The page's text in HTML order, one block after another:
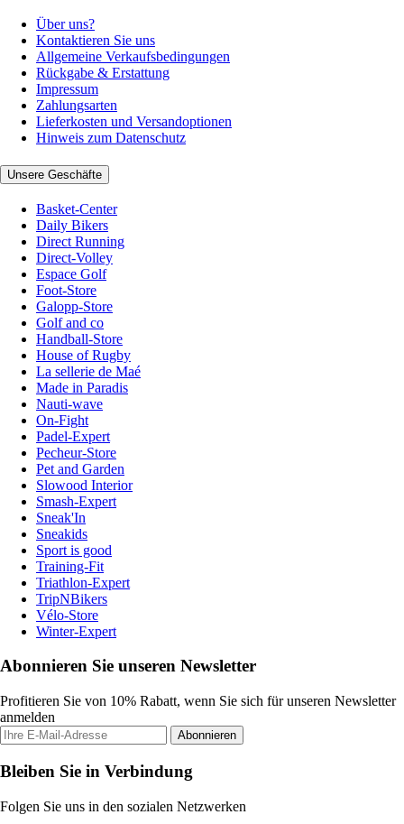
Über uns?
Kontaktieren Sie uns
Allgemeine Verkaufsbedingungen
Rückgabe & Erstattung
Impressum
Zahlungsarten
Lieferkosten und Versandoptionen
Hinweis zum Datenschutz
Unsere Geschäfte
Basket-Center
Daily Bikers
Direct Running
Direct-Volley
Espace Golf
Foot-Store
Galopp-Store
Golf and co
Handball-Store
House of Rugby
La sellerie de Maé
Made in Paradis
Nauti-wave
On-Fight
Padel-Expert
Pecheur-Store
Pet and Garden
Slowood Interior
Smash-Expert
Sneak'In
Sneakids
Sport is good
Training-Fit
Triathlon-Expert
TripNBikers
Vélo-Store
Winter-Expert
Abonnieren Sie unseren Newsletter
Profitieren Sie von 10% Rabatt, wenn Sie sich für unseren Newsletter
anmelden
Abonnieren
Bleiben Sie in Verbindung
Folgen Sie uns in den sozialen Netzwerken